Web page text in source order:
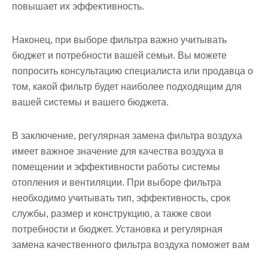
повышает их эффективность.
Наконец, при выборе фильтра важно учитывать
бюджет и потребности вашей семьи. Вы можете
попросить консультацию специалиста или продавца о
том, какой фильтр будет наиболее подходящим для
вашей системы и вашего бюджета.
В заключение, регулярная замена фильтра воздуха
имеет важное значение для качества воздуха в
помещении и эффективности работы системы
отопления и вентиляции. При выборе фильтра
необходимо учитывать тип, эффективность, срок
службы, размер и конструкцию, а также свои
потребности и бюджет. Установка и регулярная
замена качественного фильтра воздуха поможет вам